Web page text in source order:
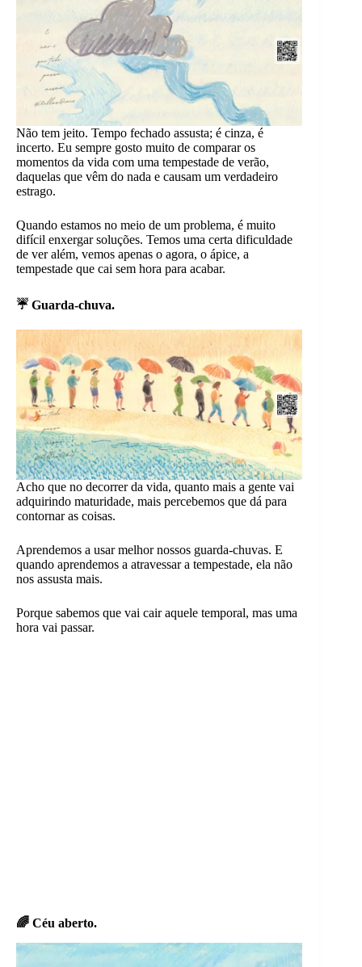
Não tem jeito. Tempo fechado assusta; é cinza, é
incerto. Eu sempre gosto muito de comparar os
momentos da vida com uma tempestade de verão,
daquelas que vêm do nada e causam um verdadeiro
estrago.
Quando estamos no meio de um problema, é muito
difícil enxergar soluções. Temos uma certa dificuldade
de ver além, vemos apenas o agora, o ápice, a
tempestade que cai sem hora para acabar.
☔ Guarda-chuva.
Acho que no decorrer da vida, quanto mais a gente vai
adquirindo maturidade, mais percebemos que dá para
contornar as coisas.
Aprendemos a usar melhor nossos guarda-chuvas. E
quando aprendemos a atravessar a tempestade, ela não
nos assusta mais.
Porque sabemos que vai cair aquele temporal, mas uma
hora vai passar.
🌈 Céu aberto.